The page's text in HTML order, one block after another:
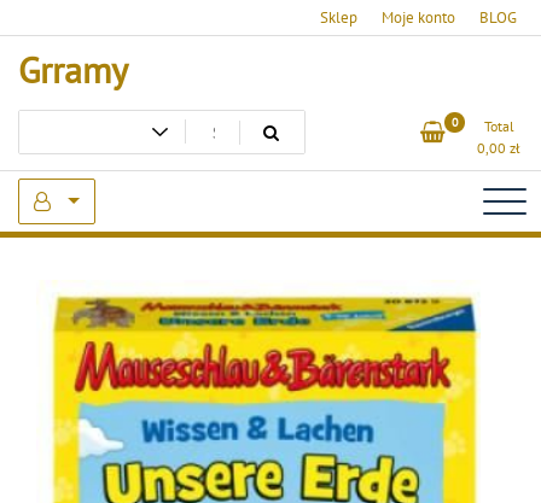
to
content
Sklep Moje konto BLOG
Grramy
0
Total
0,00 zł